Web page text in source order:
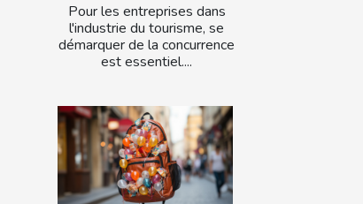
Pour les entreprises dans
l'industrie du tourisme, se
démarquer de la concurrence
est essentiel....